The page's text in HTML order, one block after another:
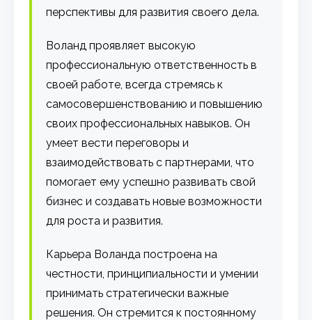
перспективы для развития своего дела.
Воланд проявляет высокую
профессиональную ответственность в
своей работе, всегда стремясь к
самосовершенствованию и повышению
своих профессиональных навыков. Он
умеет вести переговоры и
взаимодействовать с партнерами, что
помогает ему успешно развивать свой
бизнес и создавать новые возможности
для роста и развития.
Карьера Воланда построена на
честности, принципиальности и умении
принимать стратегически важные
решения. Он стремится к постоянному